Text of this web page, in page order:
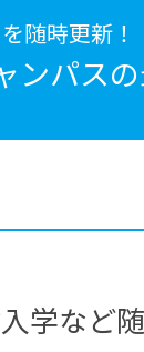
随時更新！
ンパスの
学など